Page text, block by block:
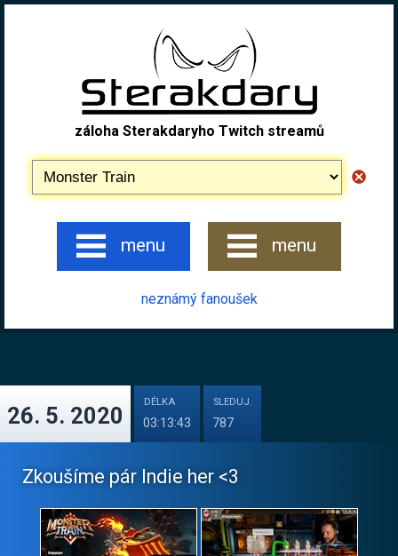
záloha Sterakdaryho Twitch streamů
menu menu
neznámý fanoušek
26. 5. 2020
DÉLKA
03:13:43
SLEDUJ.
787
Zkoušíme pár Indie her <3